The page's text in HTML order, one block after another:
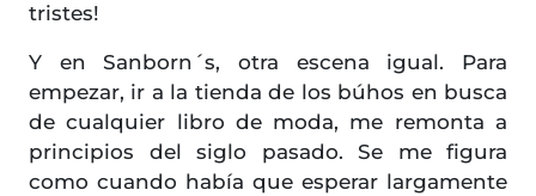
tristes!
Y en Sanborn´s, otra escena igual. Para
empezar, ir a la tienda de los búhos en busca
de cualquier libro de moda, me remonta a
principios del siglo pasado. Se me figura
como cuando había que esperar largamente